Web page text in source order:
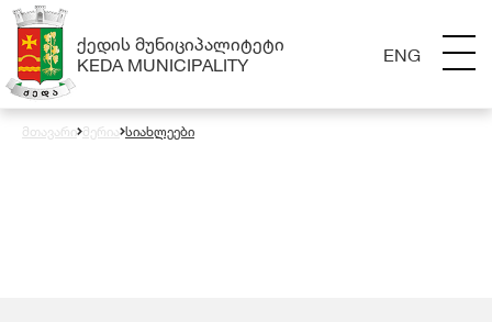
ᲥᲔᲓᲘᲡ ᲛᲣᲜᲘᲪᲘᲞᲐᲚᲘᲢᲔᲢᲘ
KEDA MUNICIPALITY
ENG
მთავარი მერია სიახლეები